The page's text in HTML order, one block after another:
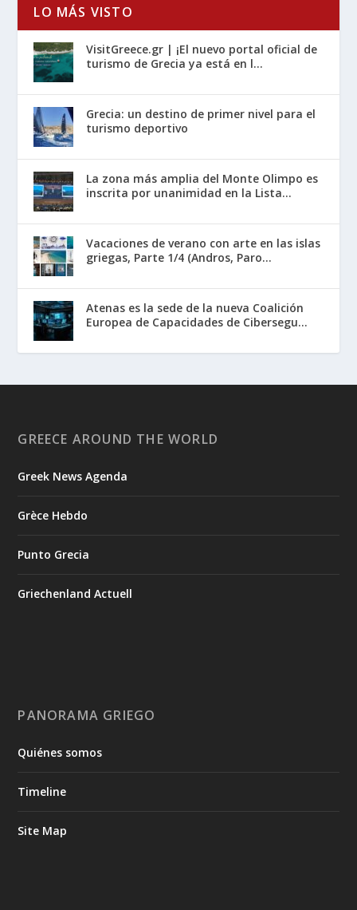
LO MÁS VISTO
VisitGreece.gr | ¡El nuevo portal oficial de
turismo de Grecia ya está en l...
Grecia: un destino de primer nivel para el
turismo deportivo
La zona más amplia del Monte Olimpo es
inscrita por unanimidad en la Lista...
Vacaciones de verano con arte en las islas
griegas, Parte 1/4 (Andros, Paro...
Atenas es la sede de la nueva Coalición
Europea de Capacidades de Cibersegu...
GREECE AROUND THE WORLD
Greek News Agenda
Grèce Hebdo
Punto Grecia
Griechenland Actuell
PANORAMA GRIEGO
Quiénes somos
Timeline
Site Map